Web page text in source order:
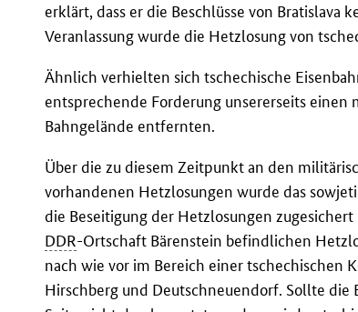
erklärt, dass er die Beschlüsse von Bratislava
Veranlassung wurde die Hetzlosung von
Ähnlich verhielten sich tschechische
entsprechende Forderung unsererseits
Bahngelände entfernten.
Über die zu diesem Zeitpunkt an den
vorhandenen Hetzlosungen wurde das
die Beseitigung der Hetzlosungen
DDR-Ortschaft Bärenstein befindlichen
nach wie vor im Bereich einer tschechischen
Hirschberg und Deutschneuendorf. Sollte